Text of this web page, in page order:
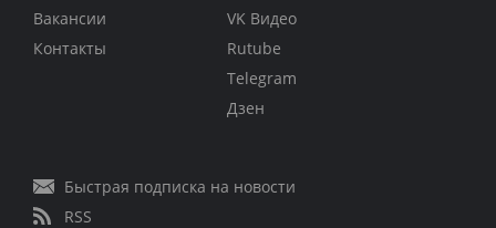
Вакансии
Контакты
VK Видео
Rutube
Telegram
Дзен
Быстрая подписка на новости
RSS